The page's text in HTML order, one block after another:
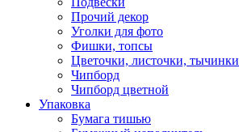
Прочий декор
Уголки для фото
Фишки, топсы
Цветочки, листочки, тычинки
Чипборд
Чипборд цветной
Упаковка
Бумага тишью